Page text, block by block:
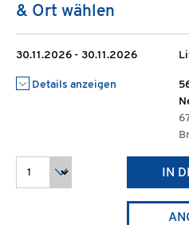
& Ort wählen
30.11.2026 - 30.11.2026
Details anzeigen
IN